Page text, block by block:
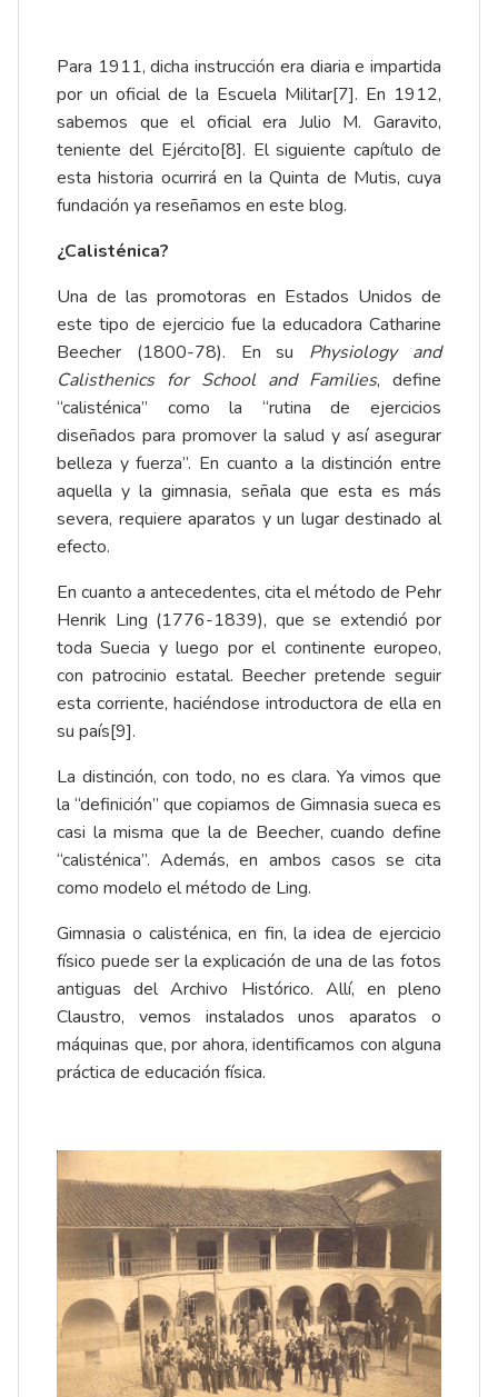
Para 1911, dicha instrucción era diaria e impartida
por un oficial de la Escuela Militar[7]. En 1912,
sabemos que el oficial era Julio M. Garavito,
teniente del Ejército[8]. El siguiente capítulo de
esta historia ocurrirá en la Quinta de Mutis, cuya
fundación ya reseñamos en este blog.
¿Calisténica?
Una de las promotoras en Estados Unidos de
este tipo de ejercicio fue la educadora Catharine
Beecher (1800-78). En su Physiology and
Calisthenics for School and Families, define
“calisténica” como la “rutina de ejercicios
diseñados para promover la salud y así asegurar
belleza y fuerza”. En cuanto a la distinción entre
aquella y la gimnasia, señala que esta es más
severa, requiere aparatos y un lugar destinado al
efecto.
En cuanto a antecedentes, cita el método de Pehr
Henrik Ling (1776-1839), que se extendió por
toda Suecia y luego por el continente europeo,
con patrocinio estatal. Beecher pretende seguir
esta corriente, haciéndose introductora de ella en
su país[9].
La distinción, con todo, no es clara. Ya vimos que
la “definición” que copiamos de Gimnasia sueca es
casi la misma que la de Beecher, cuando define
“calisténica”. Además, en ambos casos se cita
como modelo el método de Ling.
Gimnasia o calisténica, en fin, la idea de ejercicio
físico puede ser la explicación de una de las fotos
antiguas del Archivo Histórico. Allí, en pleno
Claustro, vemos instalados unos aparatos o
máquinas que, por ahora, identificamos con alguna
práctica de educación física.